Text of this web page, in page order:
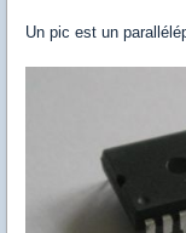
Un pic est un